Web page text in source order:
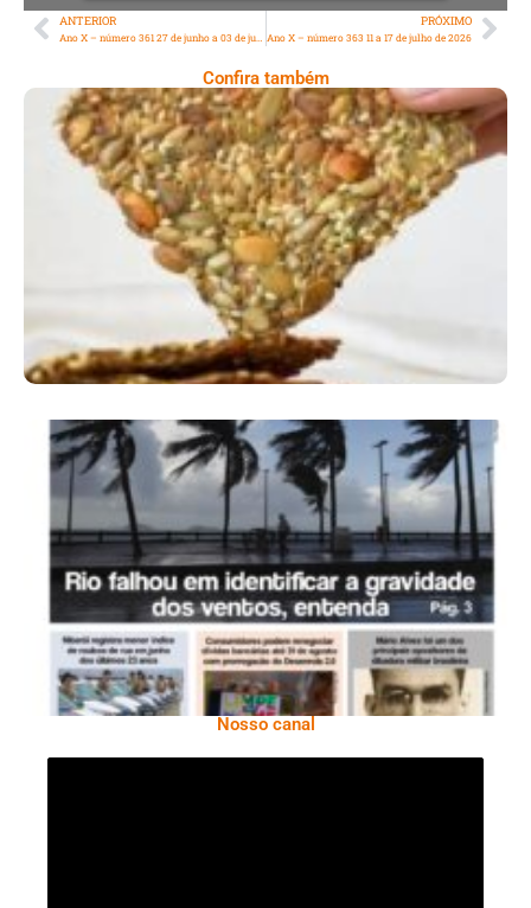
ANTERIOR PRÓXIMO
Ano X – número 363 11 a 17 de julho de 2026
Confira também
Comer Bem: Cracker De Sementes
Ano X – Número 366 01 A 07 De Agosto De
2026
Nosso canal